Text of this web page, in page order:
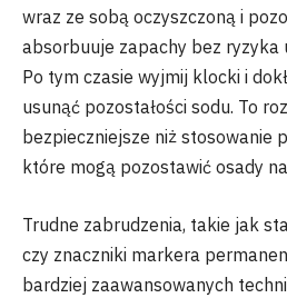
wraz ze sobą oczyszczoną i
absorbuuje zapachy bez ryzyka
Po tym czasie wyjmij klocki i
usunąć pozostałości sodu. To
bezpieczniejsze niż stosowanie
które mogą pozostawić osady
Trudne zabrudzenia, takie jak
czy znaczniki markera
bardziej zaawansowanych